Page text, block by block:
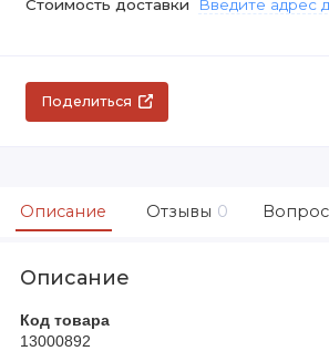
Стоимость доставки Введите адрес
Поделиться
Описание Отзывы 0
Описание
Код товара
13000892